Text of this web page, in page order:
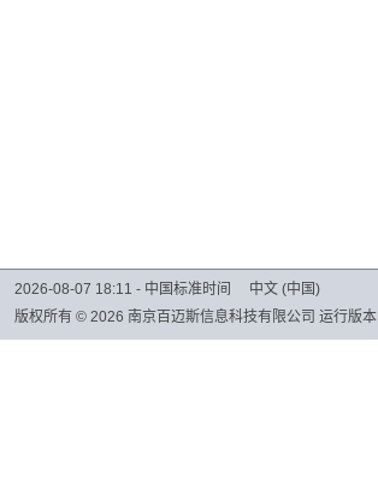
2026-08-07 18:11 - 中国标准时间
中文 (中国)
版权所有 © 2026 南京百迈斯信息科技有限公司 运行版本